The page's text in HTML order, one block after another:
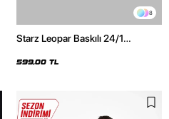
8
Starz Leopar Baskılı 24/1
599,00 TL